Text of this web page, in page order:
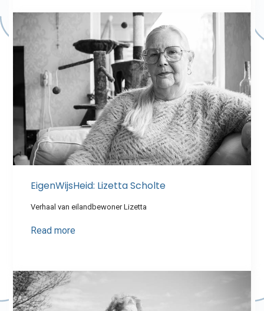
EigenWijsHeid: Lizetta Scholte
Verhaal van eilandbewoner Lizetta
Read more